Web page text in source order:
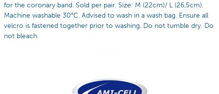
for the coronary band. Sold per pair. Size: M (22cm)/ L (26,5cm).
Machine washable 30°C. Advised to wash in a wash bag. Ensure all
velcro is fastened together prior to washing. Do not tumble dry. Do
not bleach.